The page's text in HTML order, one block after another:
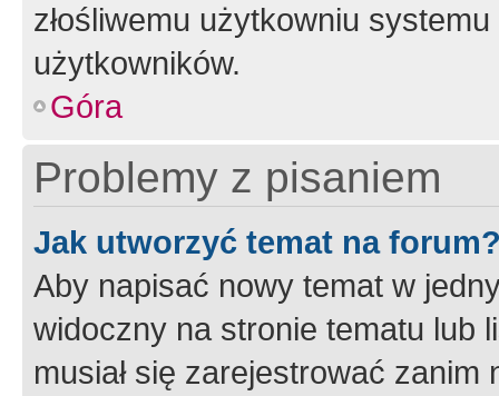
złośliwemu użytkowniu
użytkowników.
Góra
Problemy z pisaniem
Jak utworzyć temat na
Aby napisać nowy temat w
widoczny na stronie tematu lub
musiał się zarejestrować